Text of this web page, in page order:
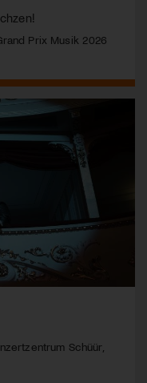
Prix Musik 2026
Schüür,